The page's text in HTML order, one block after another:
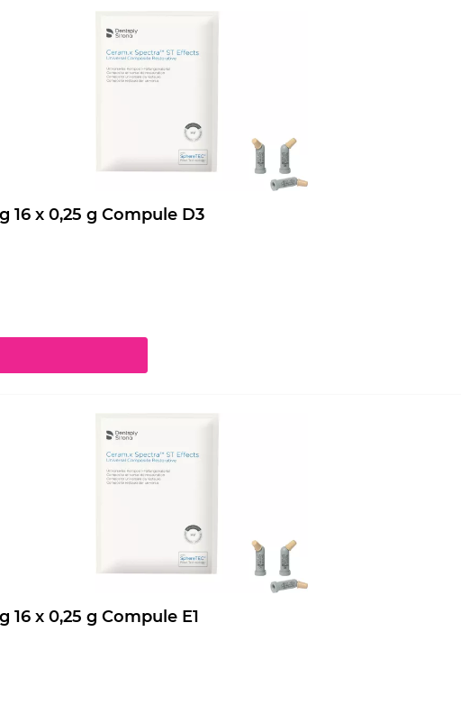
Ceram.x Spectra ST Effects Nachfüllpackung 16 x 0,25 g Compule D3
um die Anzahl zu erhöhen oder zu reduzieren.
Ceram.x Spectra ST Effects Nachfüllpackung 16 x 0,25 g Compule E1